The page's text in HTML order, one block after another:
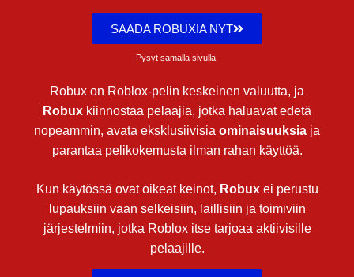
SAADA ROBUXIA NYT
Pysyt samalla sivulla.
Robux on Roblox-pelin keskeinen valuutta, ja
Robux kiinnostaa pelaajia, jotka haluavat edetä
nopeammin, avata eksklusiivisia ominaisuuksia ja
parantaa pelikokemusta ilman rahan käyttöä.
Kun käytössä ovat oikeat keinot, Robuxei perustu
lupauksiin vaan selkeisiin, laillisiin ja toimiviin
järjestelmiin, jotka Roblox itse tarjoaa aktiivisille
pelaajille.